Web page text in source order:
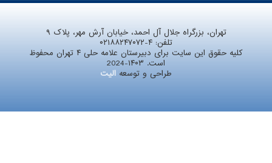
تهران، بزرگراه جلال آل احمد، خیابان آرش مهر، پلاک ۹
تلفن: ۰۲۱۸۸۲۴۷۰۷۲-۴
کلیه حقوق این سایت برای دبیرستان علامه حلی ۴ تهران محفوظ
است. ۱۴۰۳-2024
طراحی و توسعه الیت